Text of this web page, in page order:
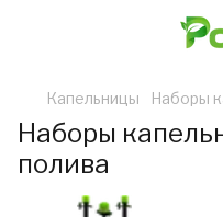
Капельницы Наборы
Наборы
полива